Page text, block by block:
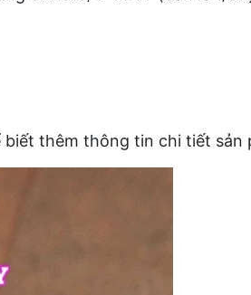
thêm thông tin chi tiết sản